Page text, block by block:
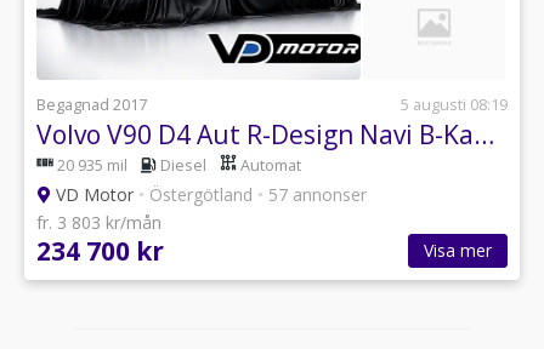
Begagnad 2017 5 augusti 08:19
Volvo V90 D4 Aut R-Design Navi B-Kam Fartpilot Drag 190hk
20 935 mil Diesel Automat
VD Motor • Östergötland • 57 annonser
fr. 3 803 kr/mån
234 700 kr Visa mer